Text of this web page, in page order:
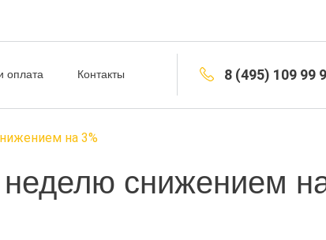
оплата Контакты 8 (495) 109 99
на 3%
снижением